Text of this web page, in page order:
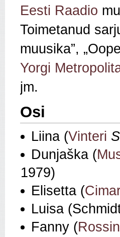
Eesti Raadio
Toimetanud
muusika”,
Yorgi
jm.
Osi
Liina (Vinteri
Dunjaška (
1979)
Elisetta (
Luisa
Fanny (